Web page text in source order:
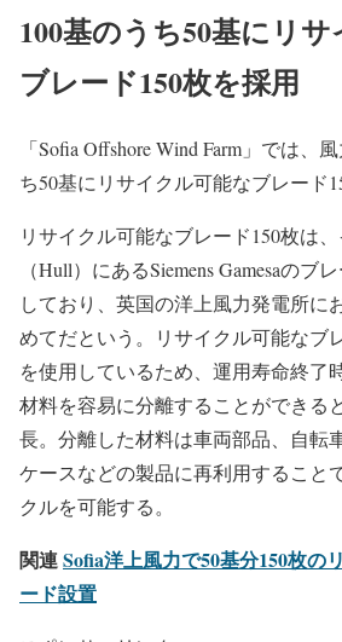
100基のうち50基にリ
ブレード150枚を採用
「Sofia Offshore Wind Farm」では、
ち50基にリサイクル可能なブレード
リサイクル可能なブレード150枚は
（Hull）にあるSiemens Gamesaのブ
しており、英国の洋上風力発電所に
めてだという。リサイクル可能なブ
を使用しているため、運用寿命終了
材料を容易に分離することができる
長。分離した材料は車両部品、自転
ケースなどの製品に再利用すること
クルを可能する。
関連Sofia洋上風力で50基分150枚の
ード設置